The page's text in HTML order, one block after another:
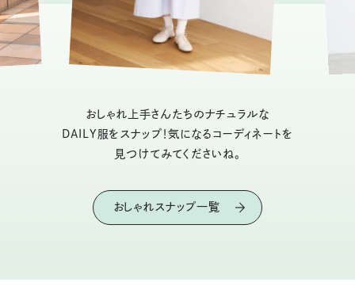
おしゃれ上手さんたちのナチュラルな
DAILY服をスナップ！気になるコーディネートを
見つけてみてくださいね。
おしゃれスナップ一覧